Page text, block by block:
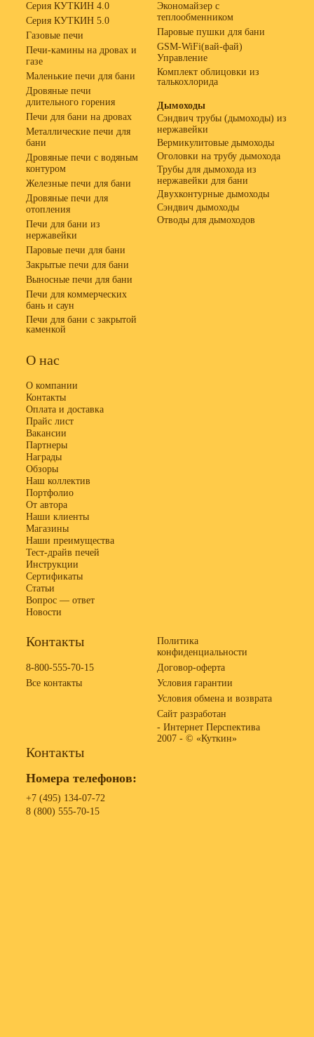
Серия КУТКИН 4.0
Серия КУТКИН 5.0
Газовые печи
Печи-камины на дровах и
газе
Маленькие печи для бани
Дровяные печи
длительного горения
Печи для бани на дровах
Металлические печи для
бани
Дровяные печи с водяным
контуром
Железные печи для бани
Дровяные печи для
отопления
Печи для бани из
нержавейки
Паровые печи для бани
Закрытые печи для бани
Выносные печи для бани
Печи для коммерческих
бань и саун
Печи для бани с закрытой
каменкой
Экономайзер с
теплообменником
Паровые пушки для бани
GSM-WiFi(вай-фай)
Управление
Комплект облицовки из
талькохлорида
Дымоходы
Сэндвич трубы (дымоходы) из
нержавейки
Вермикулитовые дымоходы
Оголовки на трубу дымохода
Трубы для дымохода из
нержавейки для бани
Двухконтурные дымоходы
Сэндвич дымоходы
Отводы для дымоходов
О нас
О компании
Контакты
Оплата и доставка
Прайс лист
Вакансии
Партнеры
Награды
Обзоры
Наш коллектив
Портфолио
От автора
Наши клиенты
Магазины
Наши преимущества
Тест-драйв печей
Инструкции
Сертификаты
Статьи
Вопрос — ответ
Новости
Контакты
8-800-555-70-15
Все контакты
Политика
конфиденциальности
Договор-оферта
Условия гарантии
Условия обмена и возврата
Сайт разработан
- Интернет Перспектива
2007 - © «Куткин»
Контакты
Номера телефонов:
+7 (495) 134-07-72
8 (800) 555-70-15